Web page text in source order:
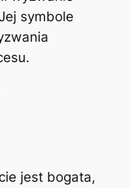
symbole
jest bogata,